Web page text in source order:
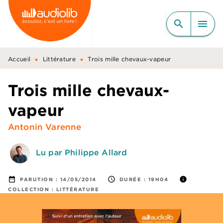
MENU RECHERCHE
CONTENU
PIED DE PAGE
search menu
Accueil • Littérature • Trois mille chevaux-vapeur
Trois mille chevaux-
vapeur
Antonin Varenne
Lu par Philippe Allard
date_range PARUTION : 14/05/2014 access_time DURÉE : 19H04 info
COLLECTION : LITTÉRATURE